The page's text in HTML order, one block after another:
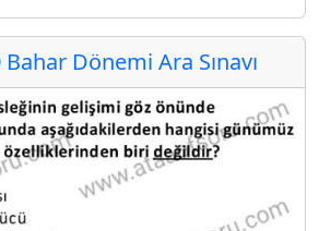
Dönemi Ara Sınavı